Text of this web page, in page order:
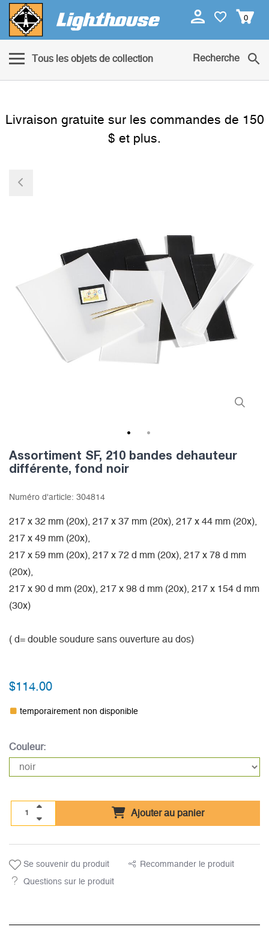
0
Tous les objets de collection Recherche
Livraison gratuite sur les commandes de 150
$ et plus.
Assortiment SF, 210 bandes dehauteur
différente, fond noir
Numéro d'article: 304814
217 x 32 mm (20x), 217 x 37 mm (20x), 217 x 44 mm (20x),
217 x 49 mm (20x),
217 x 59 mm (20x), 217 x 72 d mm (20x), 217 x 78 d mm
(20x),
217 x 90 d mm (20x), 217 x 98 d mm (20x), 217 x 154 d mm
(30x)
( d= double soudure sans ouverture au dos)
$114.00
temporairement non disponible
Couleur:
Ajouter au panier
Se souvenir du produit Recommander le produit
Questions sur le produit